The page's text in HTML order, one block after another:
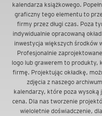
kalendarza książkowego.
graficzny tego elementu to
firmy przez długi czas. Poza
indywidualnie opracowaną
inwestycja większych środków
Profesjonalnie
logo lub grawerem to produkty,
firmę. Projektując okładkę,
zdjęcia z naszego
kalendarzy, które poza wysoką
cena. Dla nas tworzenie
wieloletnie doświadczenie,